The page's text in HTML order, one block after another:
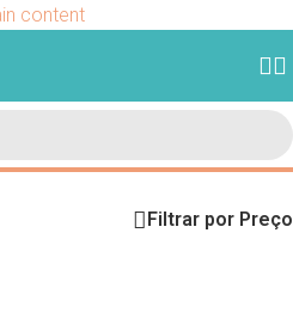
content
um único resultado
Filtrar por Preço